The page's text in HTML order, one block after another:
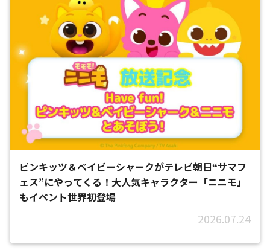
ピンキッツ＆ベイビーシャークがテレビ朝日“サマフ
ェス”にやってくる！大人気キャラクター「ニニモ」
もイベント世界初登場
2026.07.24